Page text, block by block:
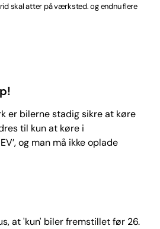
skal atter på værksted. og endnu flere
er bilerne stadig sikre at køre
til kun at køre i
og man må ikke oplade
at 'kun' biler fremstillet før 26.